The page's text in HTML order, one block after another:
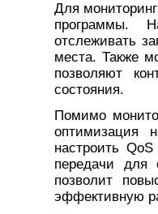
Для
программы.
отслеживать
места. Также
позволяют
состояния.
Помимо
оптимизация
настроить
передачи для
позволит
эффективную